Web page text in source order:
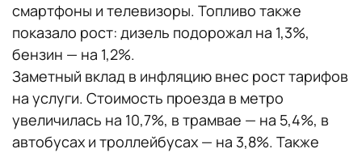
смартфоны и телевизоры. Топливо также
показало рост: дизель подорожал на 1,3%,
бензин — на 1,2%.
Заметный вклад в инфляцию внес рост тарифов
на услуги. Стоимость проезда в метро
увеличилась на 10,7%, в трамвае — на 5,4%, в
автобусах и троллейбусах — на 3,8%. Также